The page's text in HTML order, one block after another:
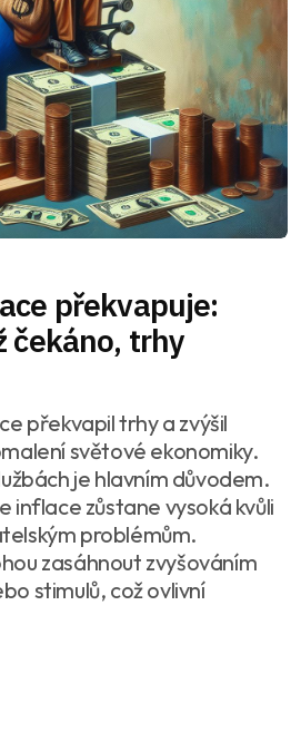
překvapuje:
čekáno, trhy
překvapil trhy a zvýšil
světové ekonomiky.
je hlavním důvodem.
inflace zůstane vysoká kvůli
problémům.
zasáhnout zvyšováním
stimulů, což ovlivní